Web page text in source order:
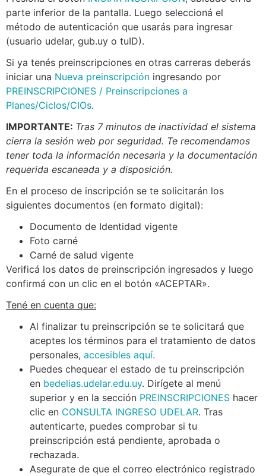
parte inferior de la pantalla. Luego seleccioná el
método de autenticación que usarás para ingresar
(usuario udelar, gub.uy o tuID).
Si ya tenés preinscripciones en otras carreras deberás
iniciar una Nueva preinscripción ingresando por
PREINSCRIPCIONES / Preinscripciones a
Planes/Ciclos/CIOs.
IMPORTANTE: Tras 7 minutos de inactividad el sistema
cierra la sesión web por seguridad. Te recomendamos
tener toda la información necesaria y la documentación
requerida escaneada y a disposición.
En el proceso de inscripción se te solicitarán los
siguientes documentos (en formato digital):
Documento de Identidad vigente
Foto carné
Carné de salud vigente
Verificá los datos de preinscripción ingresados y luego
confirmá con un clic en el botón «ACEPTAR».
Tené en cuenta que:
Al finalizar tu preinscripción se te solicitará que
aceptes los términos para el tratamiento de datos
personales, accesibles aquí.
Puedes chequear el estado de tu preinscripción
en bedelias.udelar.edu.uy. Dirígete al menú
superior y en la sección PREINSCRIPCIONES hacer
clic en CONSULTA INGRESO UDELAR. Tras
autenticarte, puedes comprobar si tu
preinscripción está pendiente, aprobada o
rechazada.
Asegurate de que el correo electrónico registrado